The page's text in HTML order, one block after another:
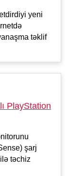
yeni
təklif
PlayStation
şarj
təchiz